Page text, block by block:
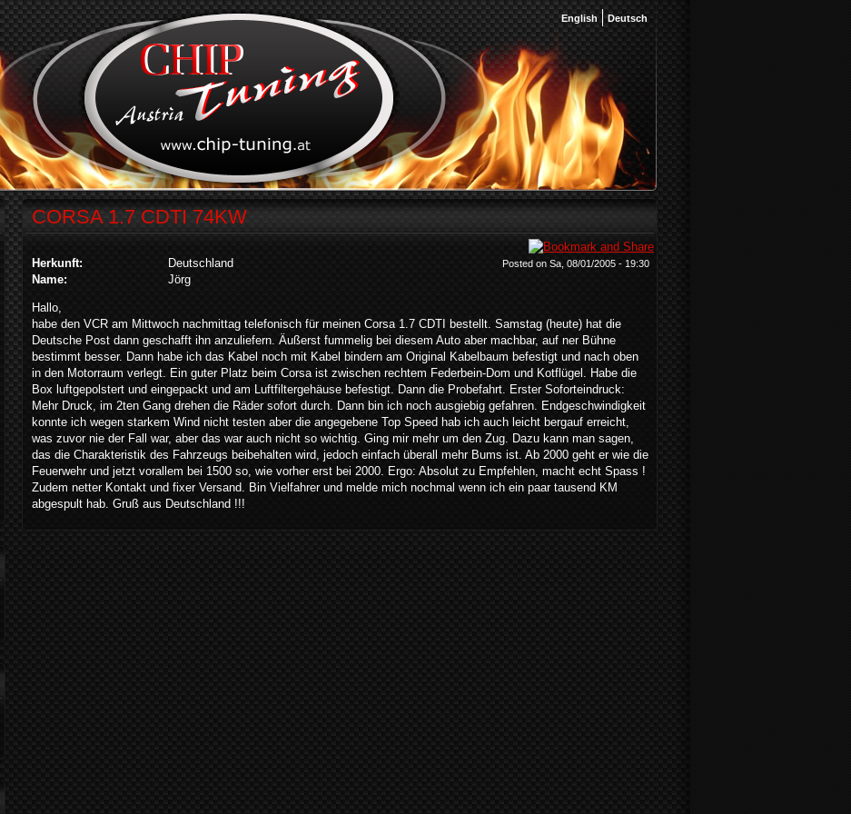
English Deutsch
CORSA 1.7 CDTI 74KW
Posted on Sa, 08/01/2005 - 19:30
Herkunft:
Deutschland
Name:
Jörg
Hallo,
habe den VCR am Mittwoch nachmittag telefonisch für meinen Corsa 1.7 CDTI bestellt. Samstag (heute) hat die
Deutsche Post dann geschafft ihn anzuliefern. Äußerst fummelig bei diesem Auto aber machbar, auf ner Bühne
bestimmt besser. Dann habe ich das Kabel noch mit Kabel bindern am Original Kabelbaum befestigt und nach oben
in den Motorraum verlegt. Ein guter Platz beim Corsa ist zwischen rechtem Federbein-Dom und Kotflügel. Habe die
Box luftgepolstert und eingepackt und am Luftfiltergehäuse befestigt. Dann die Probefahrt. Erster Soforteindruck:
Mehr Druck, im 2ten Gang drehen die Räder sofort durch. Dann bin ich noch ausgiebig gefahren. Endgeschwindigkeit
konnte ich wegen starkem Wind nicht testen aber die angegebene Top Speed hab ich auch leicht bergauf erreicht,
was zuvor nie der Fall war, aber das war auch nicht so wichtig. Ging mir mehr um den Zug. Dazu kann man sagen,
das die Charakteristik des Fahrzeugs beibehalten wird, jedoch einfach überall mehr Bums ist. Ab 2000 geht er wie die
Feuerwehr und jetzt vorallem bei 1500 so, wie vorher erst bei 2000. Ergo: Absolut zu Empfehlen, macht echt Spass !
Zudem netter Kontakt und fixer Versand. Bin Vielfahrer und melde mich nochmal wenn ich ein paar tausend KM
abgespult hab. Gruß aus Deutschland !!!